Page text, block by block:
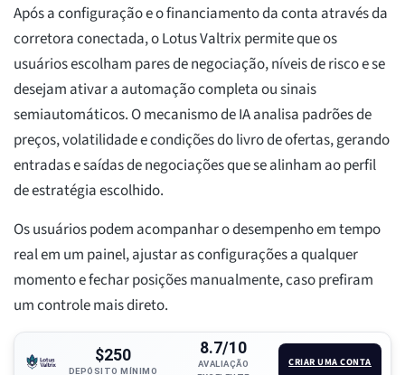
Após a configuração e o financiamento da conta através da
corretora conectada, o Lotus Valtrix permite que os
usuários escolham pares de negociação, níveis de risco e se
desejam ativar a automação completa ou sinais
semiautomáticos. O mecanismo de IA analisa padrões de
preços, volatilidade e condições do livro de ofertas, gerando
entradas e saídas de negociações que se alinham ao perfil
de estratégia escolhido.
Os usuários podem acompanhar o desempenho em tempo
real em um painel, ajustar as configurações a qualquer
momento e fechar posições manualmente, caso prefiram
um controle mais direto.
$250
DEPÓSITO MÍNIMO
8.7/10
AVALIAÇÃO
CRIAR UMA CONTA